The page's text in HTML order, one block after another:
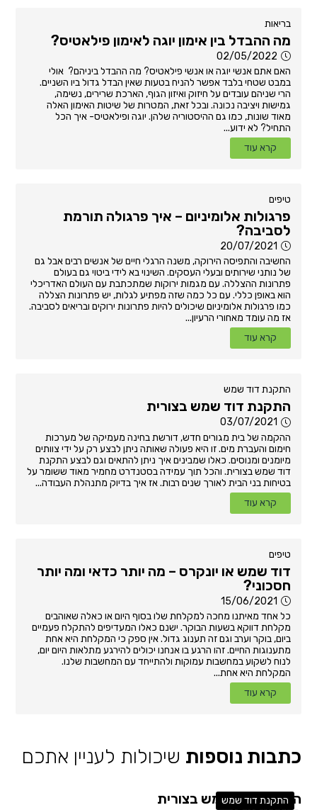
בריאות
מה ההבדל בין אימון יוגה לאימון פילאטיס?
02/05/2022
האם אתם אנשי יוגה או אנשי פילאטיס? מה ההבדל ביניהם? אולי
במבט שטחי בלבד אפשר להניח בטעות שאין הבדל גדול ביו השניים.
הרי שניהם עובדים על חיזוק ואיזון הגוף, הארכת שרירים, נשימה,
גמישות ויציבה נכונה. ובכל זאת, המטרות של שיטות האימון האלה
מאוד שונות, כמו גם ההיסטוריה שלהן. יוגה ופילאטיס- איך הכל
התחיל? לא ידוע...
קרא עוד
טיפים
פרגולות אלומיניום – איך פרגולה תורמת
לסביבה?
20/07/2021
החשיבה והתפיסה הירוקה, משנה הרגלי חיים של אנשים רבים אבל גם
של נותני שירותים ובעלי העסקים. השינוי בא לידי ביטוי גם בעולם
פתרונות ההצללה. עם מגמות ירוקות שמתכתבת עם העולם האדריכלי
הוא באופן כללי. עם כל כמה שזה מפתיע לגלות, יש פתרונות הצללה
כמו פרגולות אלומיניום שיכולים להיות פתרונות ירוקים ובריאים לסביבה.
אז מה עומד מאחורי הרעיון...
קרא עוד
התקנת דוד שמש
התקנת דוד שמש בצורית
03/07/2021
ההקמה של בית מגורים חדש, דורשת בחינה מעמיקה של מערכות
חימום והעברת מים. זו היא פעולה שאותה ניתן לבצע רק על ידי צוותים
מיומנים ומנוסים. כאלו שמבינים איך ניתן להתאים וגם לבצע התקנת
דוד שמש בצורית. והכל תוך עמידה בסטנדרט מחמיר מאוד ששומר על
בטיחות בני הבית לאורך שנים רבות. אז איך בדיוק מתנהלת העבודה...
קרא עוד
טיפים
דוד שמש או יונקרס – מה יותר כדאי ומה יותר
חסכוני?
15/06/2021
כל אחד מאיתנו מחכה למקלחת שלו בסוף היום או כאלה שאוהבים
מקלחת דווקא בשעות הבוקר. ישנם כאלו המעדיפים להתקלח פעמיים
ביום, בוקר וערב וגם זה תענוג גדול. אין ספק כי המקלחת היא אחת
מתענוגות החיים. זהו הרגע בו אנחנו יכולים להירגע מתלאות היום יום,
לנוח לשקוע במחשבות עמוקות ולהתייחד עם המחשבות שלנו.
המקלחת היא אחת...
קרא עוד
כתבות נוספות שיכולות לעניין אתכם
התקנת דוד שמש
התקנת דוד שמש בצורית